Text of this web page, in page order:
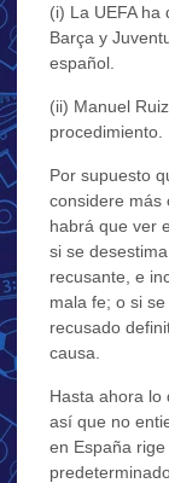
(i) La UEFA ha
Barça y
español.
(ii) Manuel
procedimiento.
Por supuesto
considere más
habrá que ver
si se
recusante, e
mala fe; o si
recusado
causa.
Hasta ahora lo
así que no
en España